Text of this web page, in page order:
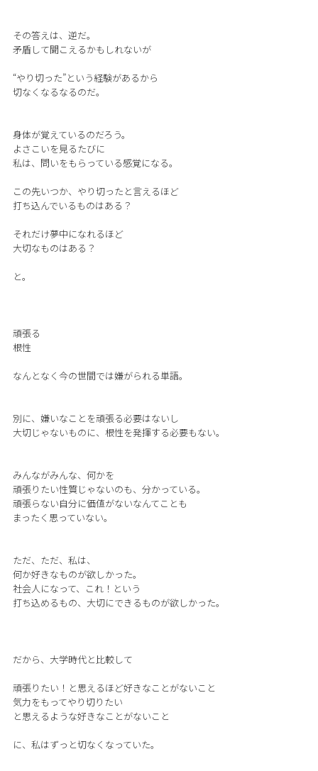
その答えは、逆だ。
矛盾して聞こえるかもしれないが
“やり切った”という経験があるから
切なくなるなるのだ。
身体が覚えているのだろう。
よさこいを見るたびに
私は、問いをもらっている感覚になる。
この先いつか、やり切ったと言えるほど
打ち込んでいるものはある？
それだけ夢中になれるほど
大切なものはある？
と。
頑張る
根性
なんとなく今の世間では嫌がられる単語。
別に、嫌いなことを頑張る必要はないし
大切じゃないものに、根性を発揮する必要もない。
みんながみんな、何かを
頑張りたい性質じゃないのも、分かっている。
頑張らない自分に価値がないなんてことも
まったく思っていない。
ただ、ただ、私は、
何か好きなものが欲しかった。
社会人になって、これ！という
打ち込めるもの、大切にできるものが欲しかった。
だから、大学時代と比較して
頑張りたい！と思えるほど好きなことがないこと
気力をもってやり切りたい
と思えるような好きなことがないこと
に、私はずっと切なくなっていた。